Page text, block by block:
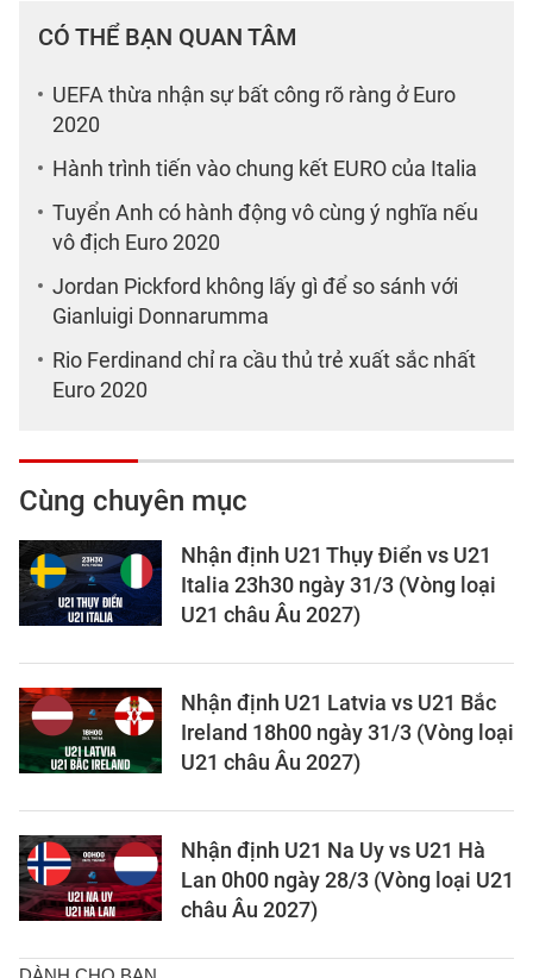
CÓ THỂ BẠN QUAN TÂM
UEFA thừa nhận sự bất công rõ ràng ở Euro
2020
Hành trình tiến vào chung kết EURO của Italia
Tuyển Anh có hành động vô cùng ý nghĩa nếu
vô địch Euro 2020
Jordan Pickford không lấy gì để so sánh với
Gianluigi Donnarumma
Rio Ferdinand chỉ ra cầu thủ trẻ xuất sắc nhất
Euro 2020
Cùng chuyên mục
Nhận định U21 Thụy Điển vs U21
Italia 23h30 ngày 31/3 (Vòng loại
U21 châu Âu 2027)
Nhận định U21 Latvia vs U21 Bắc
Ireland 18h00 ngày 31/3 (Vòng loại
U21 châu Âu 2027)
Nhận định U21 Na Uy vs U21 Hà
Lan 0h00 ngày 28/3 (Vòng loại U21
châu Âu 2027)